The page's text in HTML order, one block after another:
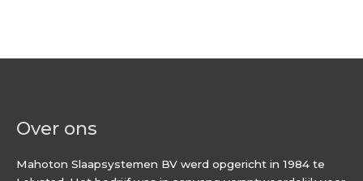
Over ons
Mahoton Slaapsystemen BV werd opgericht in 1984 te